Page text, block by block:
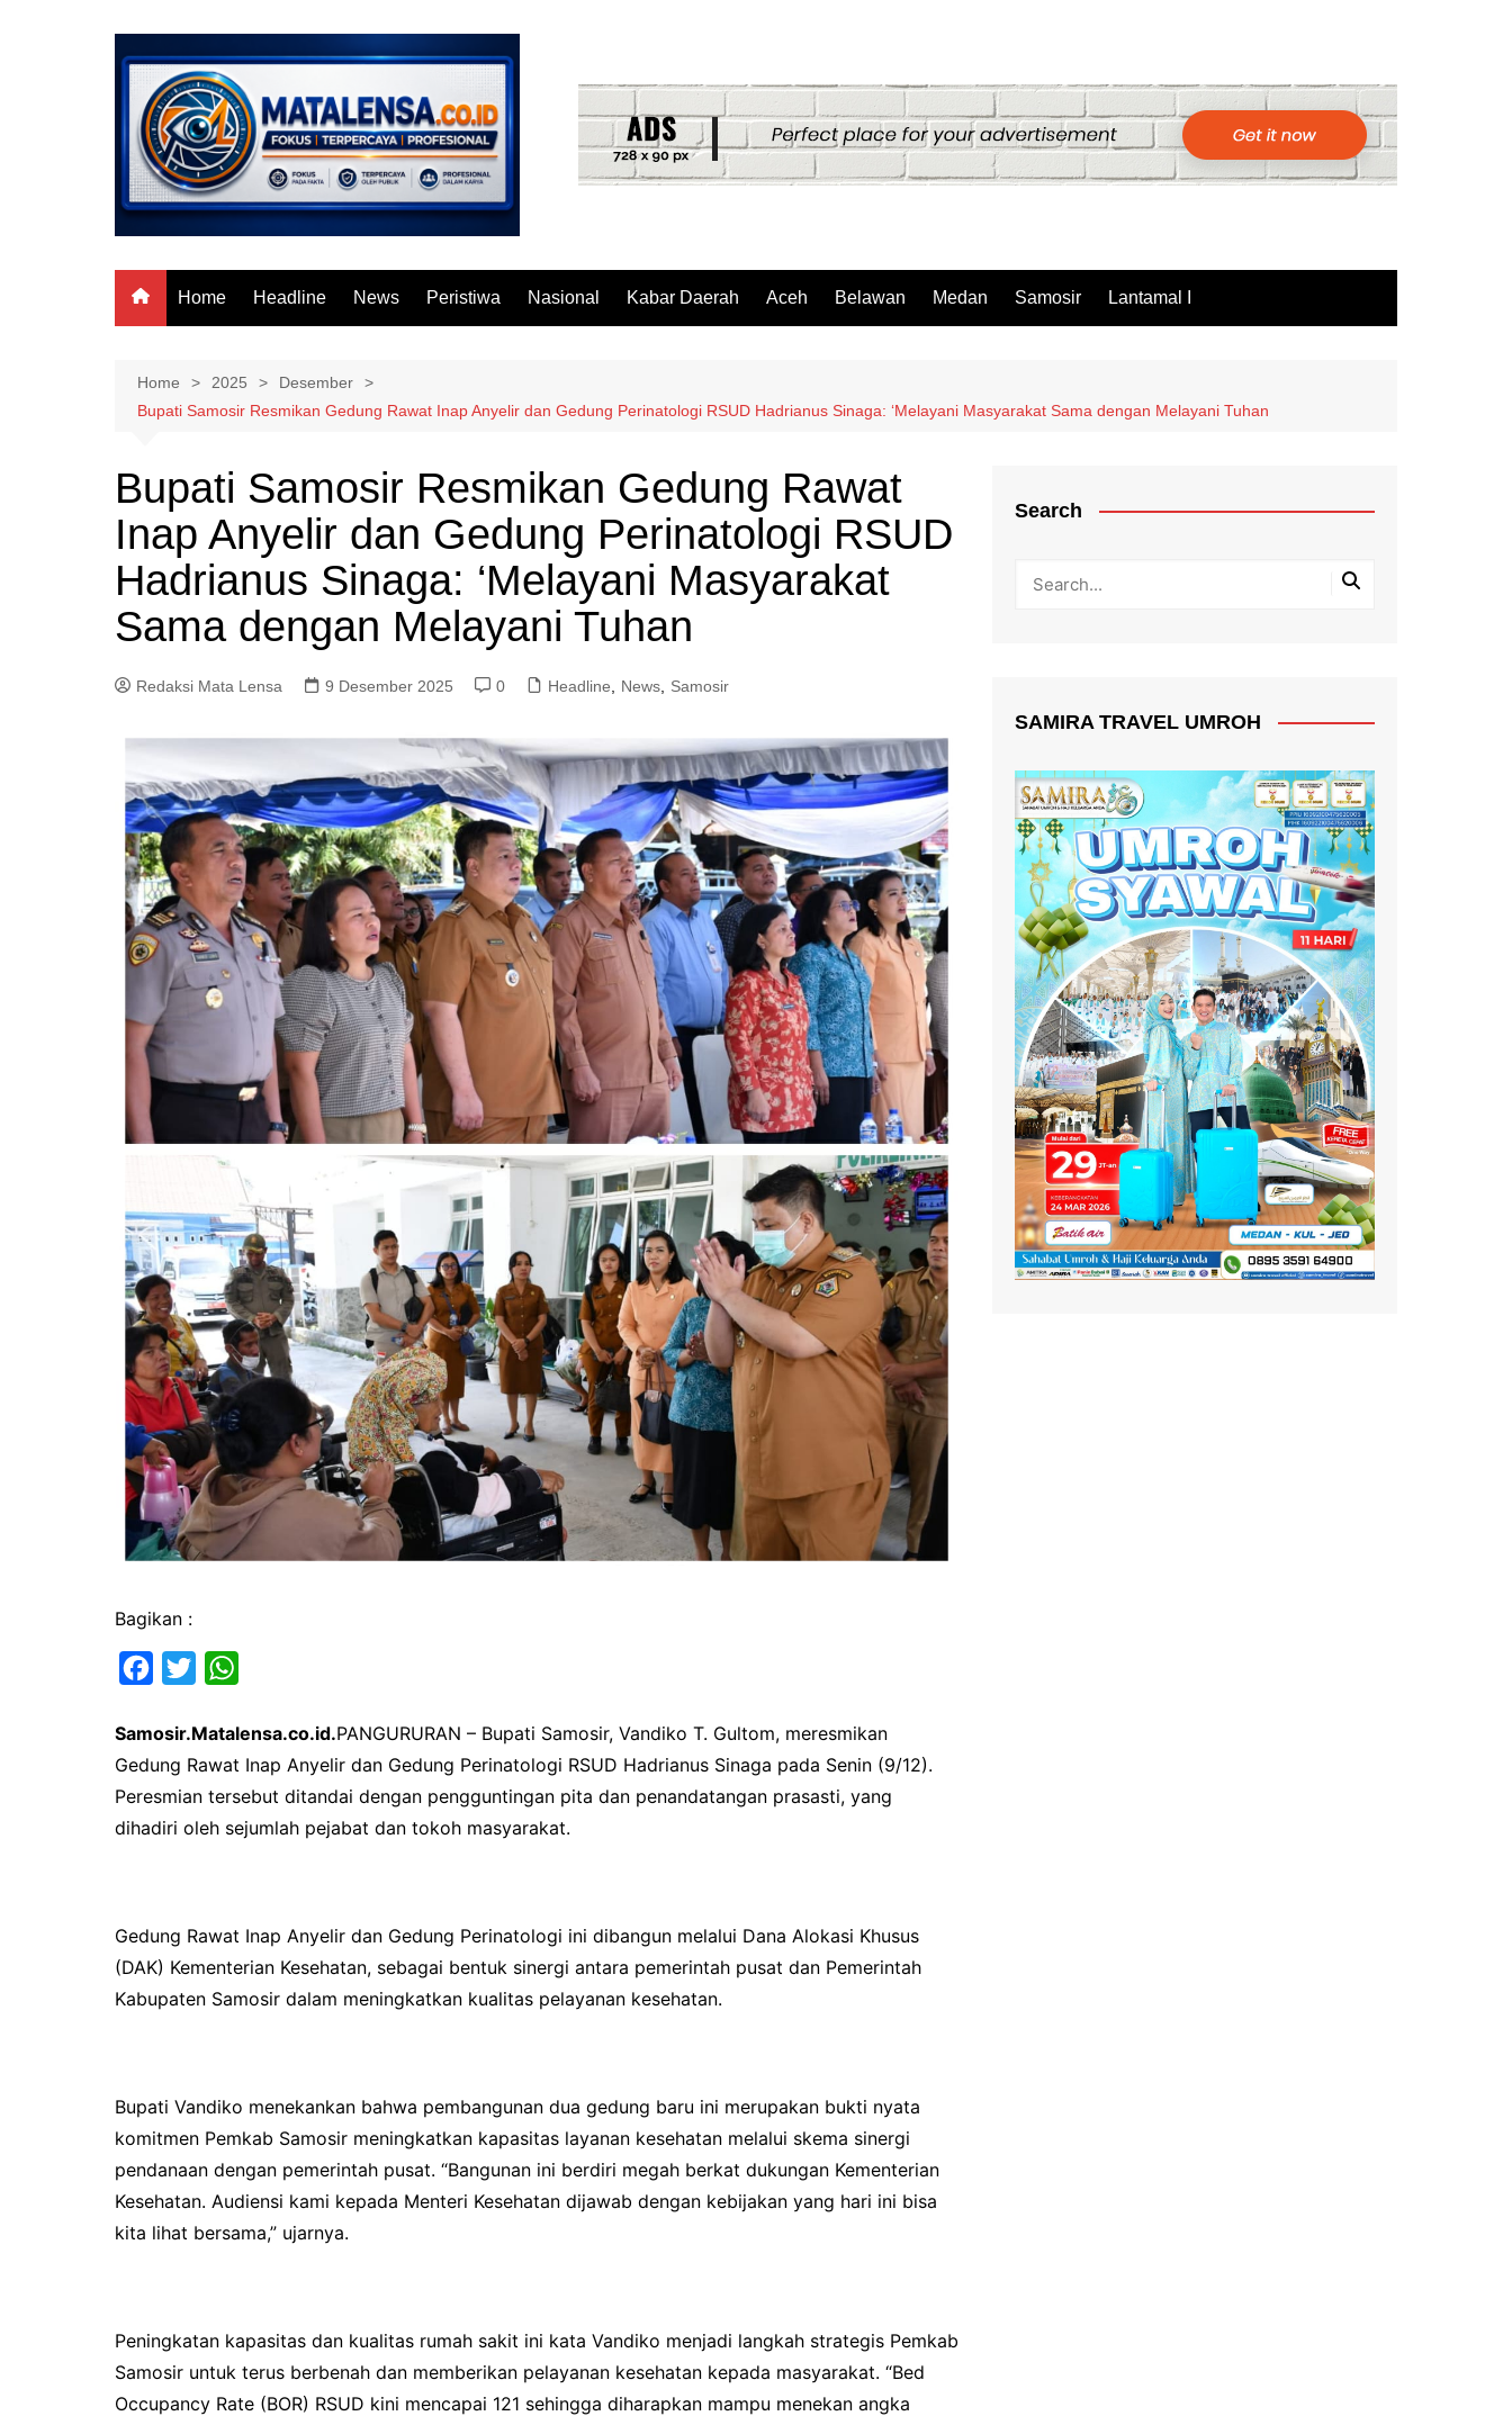
Home Headline News Peristiwa Nasional Kabar Daerah Aceh Belawan Medan Samosir Lantamal I
Home 2025
Desember
Bupati Samosir Resmikan Gedung Rawat Inap Anyelir dan Gedung Perinatologi RSUD Hadrianus Sinaga: ‘Melayani Masyarakat Sama dengan Melayani Tuhan
Bupati Samosir Resmikan Gedung Rawat
Inap Anyelir dan Gedung Perinatologi RSUD
Hadrianus Sinaga: ‘Melayani Masyarakat
Sama dengan Melayani Tuhan
Redaksi Mata Lensa 9 Desember 2025 0 Headline News Samosir
Bagikan :
c
e
b
o
i
t
t
e
a
s
A
Samosir.Matalensa.co.id.PANGURURAN – Bupati Samosir, Vandiko T. Gultom, meresmikan
Gedung Rawat Inap Anyelir dan Gedung Perinatologi RSUD Hadrianus Sinaga pada Senin (9/12).
Peresmian tersebut ditandai dengan pengguntingan pita dan penandatangan prasasti, yang
dihadiri oleh sejumlah pejabat dan tokoh masyarakat.
Gedung Rawat Inap Anyelir dan Gedung Perinatologi ini dibangun melalui Dana Alokasi Khusus
(DAK) Kementerian Kesehatan, sebagai bentuk sinergi antara pemerintah pusat dan Pemerintah
Kabupaten Samosir dalam meningkatkan kualitas pelayanan kesehatan.
Bupati Vandiko menekankan bahwa pembangunan dua gedung baru ini merupakan bukti nyata
komitmen Pemkab Samosir meningkatkan kapasitas layanan kesehatan melalui skema sinergi
pendanaan dengan pemerintah pusat. “Bangunan ini berdiri megah berkat dukungan Kementerian
Kesehatan. Audiensi kami kepada Menteri Kesehatan dijawab dengan kebijakan yang hari ini bisa
kita lihat bersama,” ujarnya.
Peningkatan kapasitas dan kualitas rumah sakit ini kata Vandiko menjadi langkah strategis Pemkab
Samosir untuk terus berbenah dan memberikan pelayanan kesehatan kepada masyarakat. “Bed
Occupancy Rate (BOR) RSUD kini mencapai 121 sehingga diharapkan mampu menekan angka
Search
SAMIRA TRAVEL UMROH